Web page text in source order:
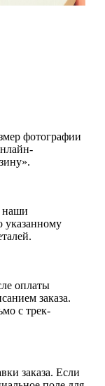
фотографии
наши
указанному
оплаты
заказа.
с трек-
заказа. Если